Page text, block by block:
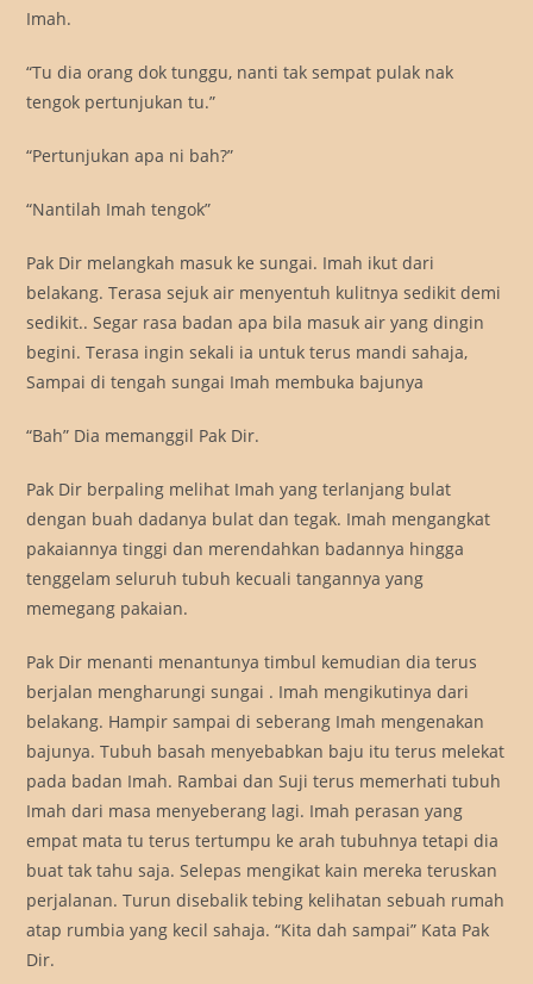
Imah.
“Tu dia orang dok tunggu, nanti tak sempat pulak nak
tengok pertunjukan tu.”
“Pertunjukan apa ni bah?”
“Nantilah Imah tengok”
Pak Dir melangkah masuk ke sungai. Imah ikut dari
belakang. Terasa sejuk air menyentuh kulitnya sedikit demi
sedikit.. Segar rasa badan apa bila masuk air yang dingin
begini. Terasa ingin sekali ia untuk terus mandi sahaja,
Sampai di tengah sungai Imah membuka bajunya
“Bah” Dia memanggil Pak Dir.
Pak Dir berpaling melihat Imah yang terlanjang bulat
dengan buah dadanya bulat dan tegak. Imah mengangkat
pakaiannya tinggi dan merendahkan badannya hingga
tenggelam seluruh tubuh kecuali tangannya yang
memegang pakaian.
Pak Dir menanti menantunya timbul kemudian dia terus
berjalan mengharungi sungai . Imah mengikutinya dari
belakang. Hampir sampai di seberang Imah mengenakan
bajunya. Tubuh basah menyebabkan baju itu terus melekat
pada badan Imah. Rambai dan Suji terus memerhati tubuh
Imah dari masa menyeberang lagi. Imah perasan yang
empat mata tu terus tertumpu ke arah tubuhnya tetapi dia
buat tak tahu saja. Selepas mengikat kain mereka teruskan
perjalanan. Turun disebalik tebing kelihatan sebuah rumah
atap rumbia yang kecil sahaja. “Kita dah sampai” Kata Pak
Dir.